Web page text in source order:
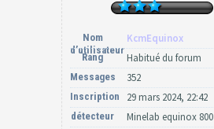
Nom
d’utilisateur
KcmEquinox
Rang Habitué du forum
Messages 352
Inscription 29 mars 2024, 22:42
détecteur Minelab equinox 800